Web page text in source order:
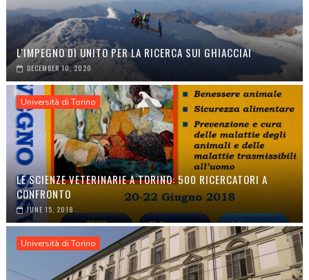
L'IMPEGNO DI UNITO PER LA RICERCA SUI GHIACCIAI
DECEMBER 10, 2020
Università di Torino
LE SCIENZE VETERINARIE A TORINO: 500 RICERCATORI A
CONFRONTO
JUNE 15, 2018
Università di Torino